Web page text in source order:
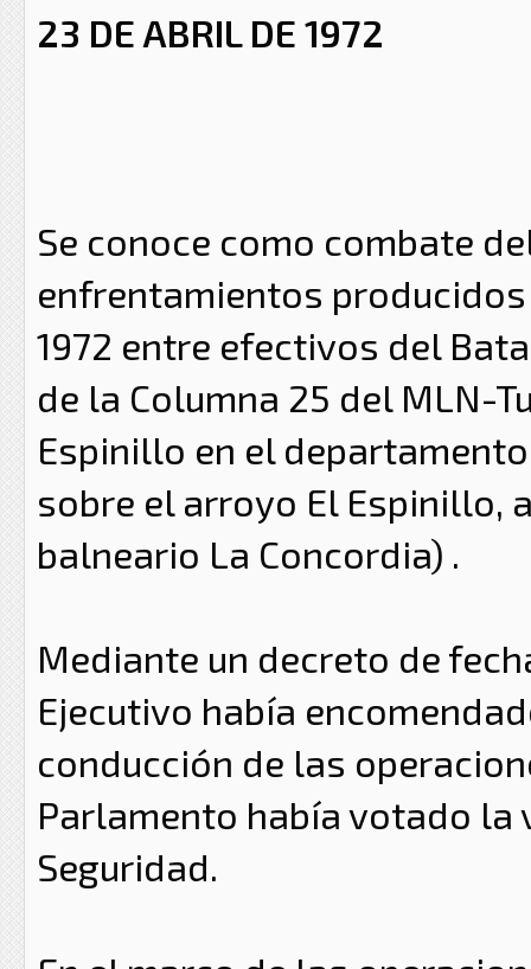
23 DE ABRIL DE 1972
Se conoce como combate
enfrentamientos
1972 entre efectivos del
de la Columna 25 del MLN-
Espinillo en el departamento
sobre el arroyo El Espinillo,
balneario La Concordia) .
Mediante un decreto de
Ejecutivo había
conducción de las
Parlamento había votado la
Seguridad.